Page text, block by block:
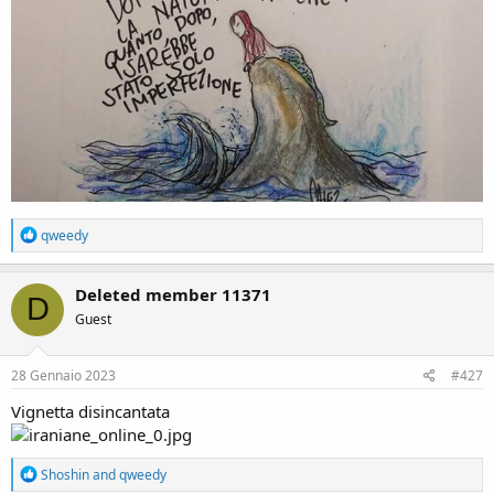
R
e
a
c
t
i
o
n
s
qweedy
D Deleted member 11371
Guest
28 Gennaio 2023 #427
Vignetta disincantata
R
Shoshinandqweedy